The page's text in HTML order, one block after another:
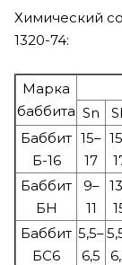
Химический
1320-74:
Марка
баббита Sn
Баббит
Б-16
15–
17
Баббит
БН
9–
11
Баббит
БС6
5,5–
6,5